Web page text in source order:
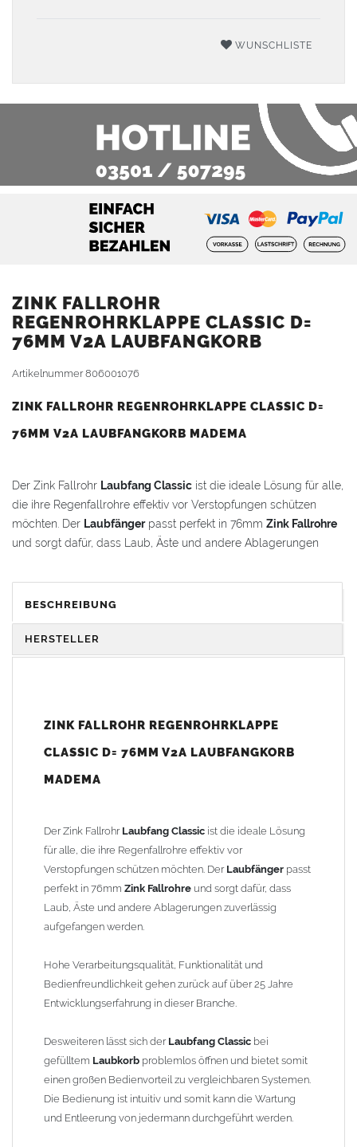
WUNSCHLISTE
ZINK FALLROHR
REGENROHRKLAPPE CLASSIC D=
76MM V2A LAUBFANGKORB
Artikelnummer806001076
ZINK FALLROHR REGENROHRKLAPPE CLASSIC D=
76MM V2A LAUBFANGKORB MADEMA
Der Zink Fallrohr Laubfang Classic ist die ideale Lösung für alle,
die ihre Regenfallrohre effektiv vor Verstopfungen schützen
möchten. Der Laubfängerpasst perfekt in 76mm Zink Fallrohre
und sorgt dafür, dass Laub, Äste und andere Ablagerungen
Hohe Verarbeitungsqualität, Funktionalität und
Bedienfreundlichkeit gehen zurück auf über 25 Jahre
Entwicklungserfahrung in dieser Branche.
jedermann durchgeführt werden.
Lieferumfang enthalten. Der Vorteil gegenüber demLaubschutz
in Dachrinnenist, dass derLaubfängerimFallrohr
erreichbar ist.
ProduktmerkmaleLaubfang Classic:
Material:Hochwertiges
Einsatz im Außenbereich.
Vielseitig einsetzbar:Ideal für den Einsatz in Gärten, auf
Dächern oder in anderen Bereichen, wo Regenwasser
Einfache Montage:DerLaubfanglässt sich unkompliziert
installieren und ist leicht zu reinigen, sodass Sie ihn bei
Bedarf schnell entleeren können.
zum Stecken- ohne Lötarbeiten nahtlos in dasFallrohr
einzufügen,keinezusätzlichen Reduzierungen oder
BESCHREIBUNG
HERSTELLER
ZINK FALLROHR REGENROHRKLAPPE
CLASSIC D= 76MM V2A LAUBFANGKORB
MADEMA
Der Zink Fallrohr Laubfang Classic ist die ideale Lösung
für alle, die ihre Regenfallrohre effektiv vor
Verstopfungen schützen möchten. Der Laubfänger passt
perfekt in 76mm Zink Fallrohre und sorgt dafür, dass
Laub, Äste und andere Ablagerungen zuverlässig
aufgefangen werden.
Hohe Verarbeitungsqualität, Funktionalität und
Bedienfreundlichkeit gehen zurück auf über 25 Jahre
Entwicklungserfahrung in dieser Branche.
Desweiteren lässt sich der Laubfang Classic bei
gefülltem Laubkorb problemlos öffnen und bietet somit
einen großen Bedienvorteil zu vergleichbaren Systemen.
Die Bedienung ist intuitiv und somit kann die Wartung
und Entleerung von jedermann durchgeführt werden.